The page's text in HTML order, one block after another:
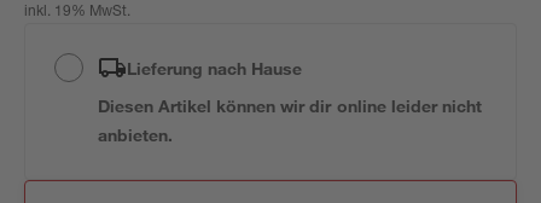
inkl. 19% MwSt.
Lieferung nach Hause
Diesen Artikel können wir dir online leider nicht
anbieten.